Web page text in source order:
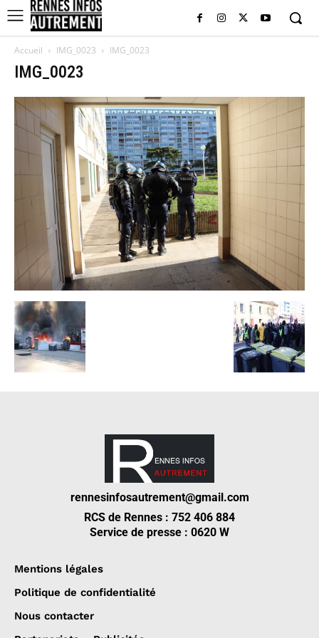
Accueil IMG_0023 IMG_0023
IMG_0023
rennesinfosautrement@gmail.com
RCS de Rennes : 752 406 884
Service de presse : 0620 W
Mentions légales
Politique de confidentialité
Nous contacter